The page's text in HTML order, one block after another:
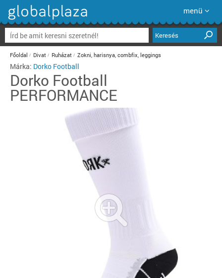
menü
Keresés
Főoldal Divat Ruházat Zokni, harisnya, combfix, leggings
Márka: Dorko Football
Dorko Football
PERFORMANCE